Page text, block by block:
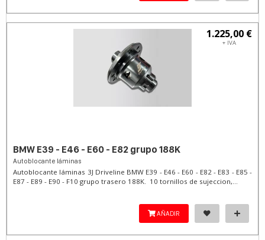
1.225,00 €
+ IVA
BMW E39 - E46 - E60 - E82 grupo 188K
Autoblocante láminas
Autoblocante láminas 3J Driveline BMW E39 - E46 - E60 - E82 - E83 - E85 -
E87 - E89 - E90 - F10 grupo trasero 188K. 10 tornillos de sujeccion,...
AÑADIR